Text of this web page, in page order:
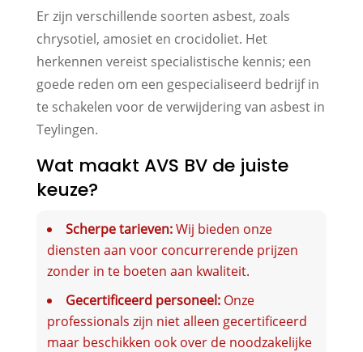
Er zijn verschillende soorten asbest, zoals
chrysotiel, amosiet en crocidoliet. Het
herkennen vereist specialistische kennis; een
goede reden om een gespecialiseerd bedrijf in
te schakelen voor de verwijdering van asbest in
Teylingen.
Wat maakt AVS BV de juiste
keuze?
Scherpe tarieven:Wij bieden onze
diensten aan voor concurrerende prijzen
zonder in te boeten aan kwaliteit.
Gecertificeerd personeel:Onze
professionals zijn niet alleen gecertificeerd
maar beschikken ook over de noodzakelijke